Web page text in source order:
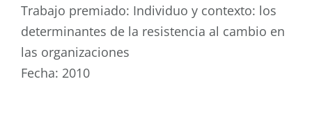
Trabajo premiado: Individuo y contexto: los
determinantes de la resistencia al cambio en
las organizaciones
Fecha: 2010